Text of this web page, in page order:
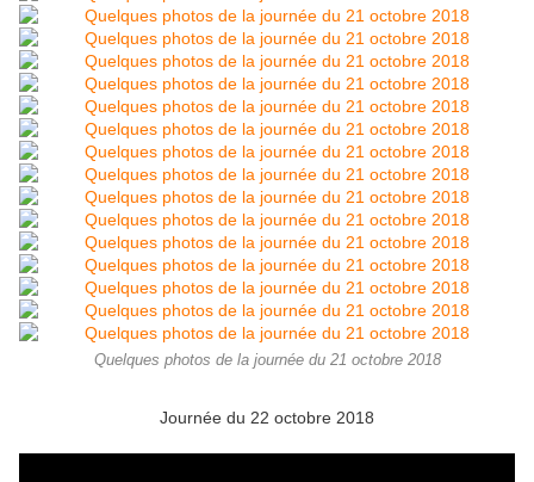
Quelques photos de la journée du 21 octobre 2018
Journée du 22 octobre 2018